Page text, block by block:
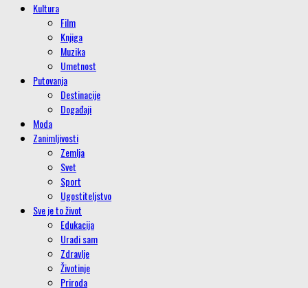
Kultura
Film
Knjiga
Muzika
Umetnost
Putovanja
Destinacije
Događaji
Moda
Zanimljivosti
Zemlja
Svet
Sport
Ugostiteljstvo
Sve je to život
Edukacija
Uradi sam
Zdravlje
Životinje
Priroda